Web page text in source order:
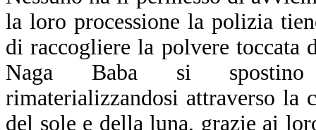
la loro processione la polizia
di raccogliere la polvere
Naga Baba si spostino
rimaterializzandosi attraverso
del sole e della luna, grazie ai